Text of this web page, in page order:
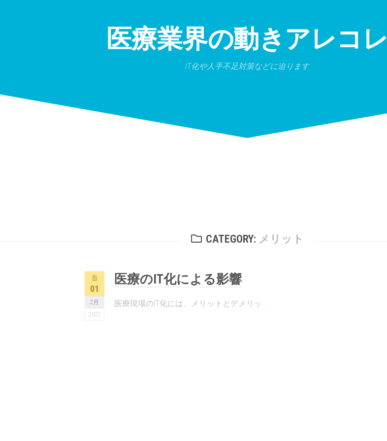
医療業界の動きアレコレ
IT化や人手不足対策などに迫ります
CATEGORY: メリット
01
2月
2022
医療のIT化による影響
医療現場のIT化には、メリットとデメリッ...